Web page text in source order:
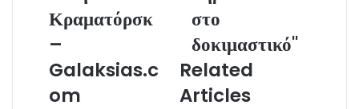
Κραματόρσκ
–
Galaksias.c
om
στο
δοκιμαστικό"
Related
Articles